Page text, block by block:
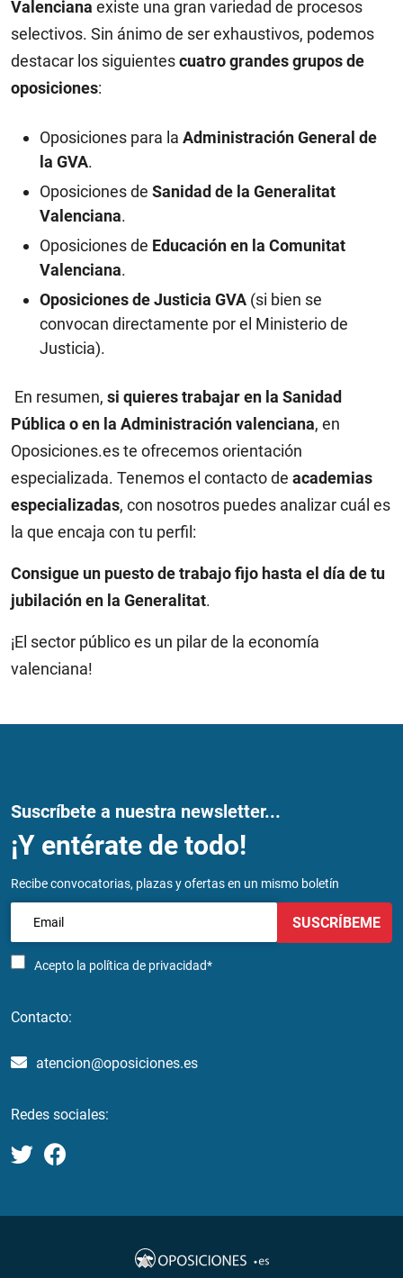
Valenciana existe una gran variedad de procesos
selectivos. Sin ánimo de ser exhaustivos, podemos
destacar los siguientescuatro grandes grupos de
oposiciones:
Oposiciones para la Administración General de
la GVA.
Oposiciones de Sanidad de la Generalitat
Valenciana.
Oposiciones de Educación en la Comunitat
Valenciana.
Oposiciones de Justicia GVA (si bien se
convocan directamente por el Ministerio de
Justicia).
En resumen, si quieres trabajar en la Sanidad
Pública o en la Administración valenciana, en
Oposiciones.es te ofrecemos orientación
especializada. Tenemos el contacto de academias
especializadas, con nosotros puedes analizar cuál es
la que encaja con tu perfil:
Consigue un puesto de trabajo fijo hasta el día de tu
jubilación en la Generalitat.
¡El sector público es un pilar de la economía
valenciana!
Suscríbete a nuestra newsletter...
¡Y entérate de todo!
Recibe convocatorias, plazas y ofertas en un mismo boletín
Acepto la política de privacidad*
SUSCRÍBEME
Contacto:
atencion@oposiciones.es
Redes sociales: